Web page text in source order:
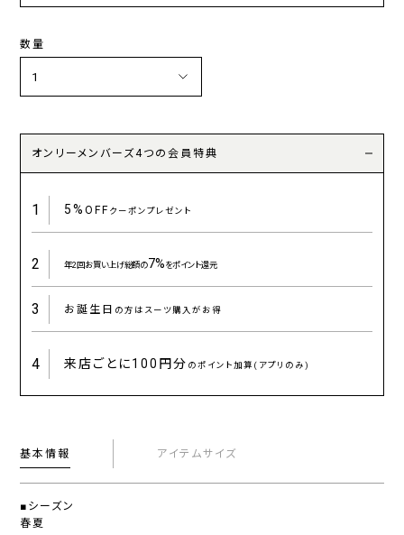
数量
オンリーメンバーズ4つの会員特典
1 5%OFFクーポンプレゼント
2 年2回お買い上げ総額の7%をポイント還元
3 お誕生日 の方はスーツ購入がお得
4 来店ごとに100円分 のポイント加算(アプリのみ)
基本情報 アイテムサイズ
■シーズン
春夏